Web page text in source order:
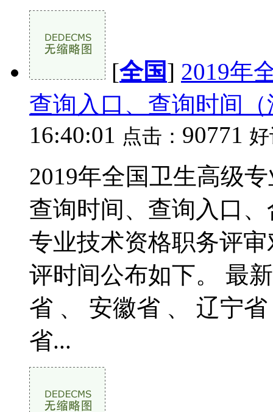
[全国] 2019年
查询入口、查询时间
16:40:01 点击： 90771
2019年全国卫生高级
查询时间、查询入口
专业技术资格职务评
评时间公布如下。 最
省 、 安徽省 、 辽宁
省...